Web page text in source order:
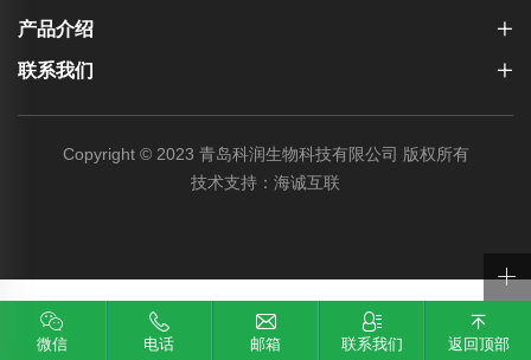
产品介绍
联系我们
Copyright © 2023 青岛科润生物科技有限公司 版权所有
技术支持：海诚互联
微信 电话 邮箱 联系我们 返回顶部